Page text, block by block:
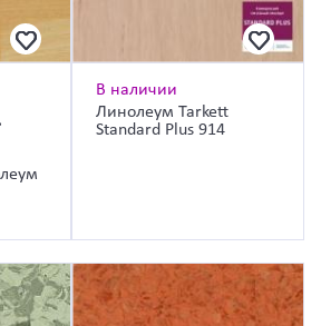
В наличии
Линолеум Tarkett
Standard Plus 914